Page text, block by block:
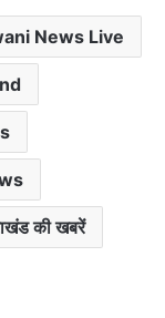
News Live
की खबरें